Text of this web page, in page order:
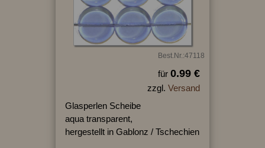
Best.Nr.:47118
für 0.99 €
zzgl. Versand
Glasperlen Scheibe
aqua transparent,
hergestellt in Gablonz / Tschechien